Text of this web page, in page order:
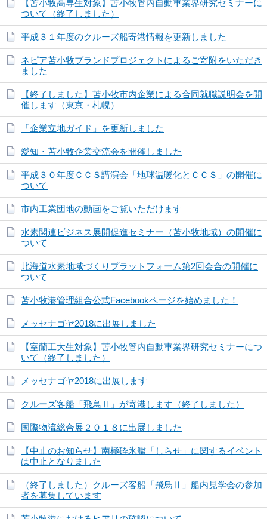
【苫小牧高専生対象】苫小牧管内自動車業界研究セミナーに
ついて（終了しました）
平成３１年度のクルーズ船寄港情報を更新しました
ネピア苫小牧ブランドプロジェクトによるご寄附をいただき
ました
【終了しました】苫小牧市内企業による合同就職説明会を開
催します（東京・札幌）
「企業立地ガイド」を更新しました
愛知・苫小牧企業交流会を開催しました
平成３０年度ＣＣＳ講演会「地球温暖化とＣＣＳ」の開催に
ついて
市内工業団地の動画をご覧いただけます
水素関連ビジネス展開促進セミナー（苫小牧地域）の開催に
ついて
北海道水素地域づくりプラットフォーム第2回会合の開催に
ついて
苫小牧港管理組合公式Facebookページを始めました！
メッセナゴヤ2018に出展しました
【室蘭工大生対象】苫小牧管内自動車業界研究セミナーにつ
いて（終了しました）
メッセナゴヤ2018に出展します
クルーズ客船「飛鳥Ⅱ」が寄港します（終了しました）
国際物流総合展２０１８に出展しました
【中止のお知らせ】南極砕氷艦「しらせ」に関するイベント
は中止となりました
（終了しました）クルーズ客船「飛鳥Ⅱ」船内見学会の参加
者を募集しています